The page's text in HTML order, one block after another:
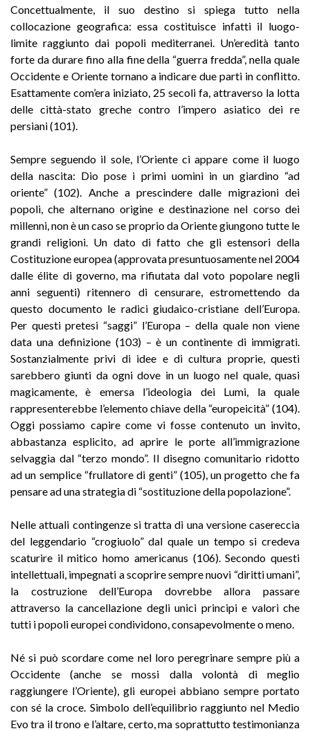
Concettualmente, il suo destino si spiega tutto nella
collocazione geografica: essa costituisce infatti il luogo-
limite raggiunto dai popoli mediterranei. Un’eredità tanto
forte da durare fino alla fine della “guerra fredda”, nella quale
Occidente e Oriente tornano a indicare due parti in conflitto.
Esattamente com’era iniziato, 25 secoli fa, attraverso la lotta
delle città-stato greche contro l’impero asiatico dei re
persiani (101).
Sempre seguendo il sole, l’Oriente ci appare come il luogo
della nascita: Dio pose i primi uomini in un giardino “ad
oriente” (102). Anche a prescindere dalle migrazioni dei
popoli, che alternano origine e destinazione nel corso dei
millenni, non è un caso se proprio da Oriente giungono tutte le
grandi religioni. Un dato di fatto che gli estensori della
Costituzione europea (approvata presuntuosamente nel 2004
dalle élite di governo, ma rifiutata dal voto popolare negli
anni seguenti) ritennero di censurare, estromettendo da
questo documento le radici giudaico-cristiane dell’Europa.
Per questi pretesi “saggi” l’Europa – della quale non viene
data una definizione (103) – è un continente di immigrati.
Sostanzialmente privi di idee e di cultura proprie, questi
sarebbero giunti da ogni dove in un luogo nel quale, quasi
magicamente, è emersa l’ideologia dei Lumi, la quale
rappresenterebbe l’elemento chiave della “europeicità” (104).
Oggi possiamo capire come vi fosse contenuto un invito,
abbastanza esplicito, ad aprire le porte all’immigrazione
selvaggia dal “terzo mondo”. Il disegno co­munitario ridotto
ad un semplice “frullatore di genti” (105), un progetto che fa
pensare ad una strategia di “sostituzione della popolazione”.
Nelle attuali contingenze si tratta di una versione casereccia
del leggendario “crogiuolo” dal quale un tempo si credeva
scaturire il mitico homo americanus (106). Secondo questi
intellettuali, impegnati a scoprire sempre nuovi “diritti umani”,
la costruzione dell’Europa dovrebbe allora passare
attraverso la cancellazione degli unici principi e valori che
tutti i popoli europei condividono, consapevolmente o meno.
Né si può scordare come nel loro peregrinare sempre più a
Occidente (anche se mossi dalla volontà di meglio
raggiungere l’Oriente), gli europei abbiano sempre portato
con sé la croce. Simbolo dell’equilibrio raggiunto nel Medio
Evo tra il trono e l’altare, certo, ma soprattutto testimonianza